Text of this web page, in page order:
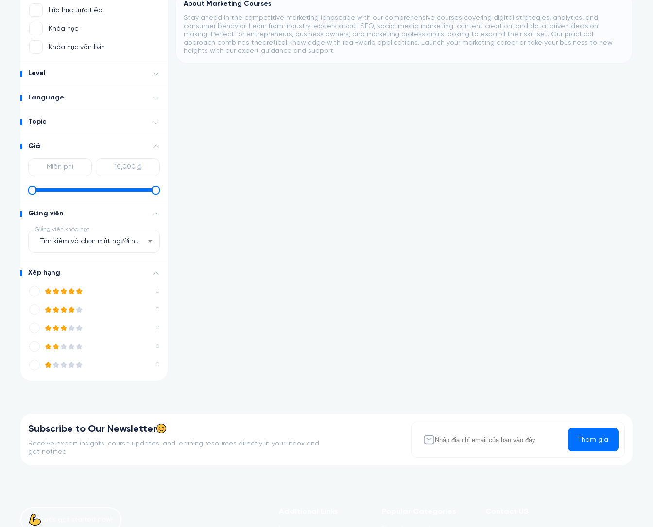
Lớp học trực tiếp
Khóa học
Khóa học văn bản
Level
Language
Topic
Giá
Giảng viên
Giảng viên khóa học
Tìm kiếm và chọn một người hướng dẫn
Xếp hạng
0
0
0
0
0
About Marketing Courses
Stay ahead in the competitive marketing landscape with our comprehensive courses covering digital strategies, analytics, and
consumer behavior. Learn from industry leaders about SEO, social media marketing, content creation, and data-driven decision
making. Perfect for entrepreneurs, business owners, and marketing professionals looking to expand their skill set. Our practical
approach combines theoretical knowledge with real-world applications. Launch your marketing career or take your business to new
heights with our expert guidance and support.
Subscribe to Our Newsletter
Receive expert insights, course updates, and learning resources directly in your inbox and
get notified
Tham gia
Let’s get started now!